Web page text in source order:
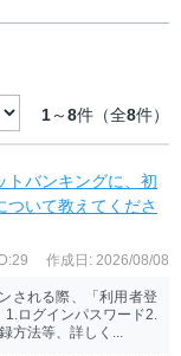
1～8件（全8件）
トバンキングに、初
いて教えてくださ
ID:29 作成日: 2026/08/08
される際、「利用者登
ログインパスワード2.
方法等、詳しく...